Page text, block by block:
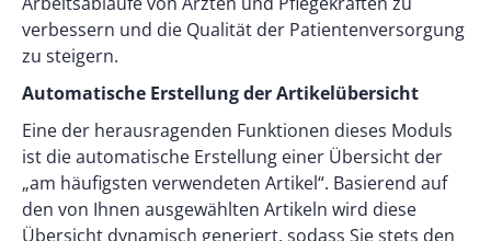
verbessern und die Qualität der Patientenversorgung
zu steigern.
Automatische Erstellung der Artikelübersicht
Eine der herausragenden Funktionen dieses Moduls
ist die automatische Erstellung einer Übersicht der
„am häufigsten verwendeten Artikel“. Basierend auf
den von Ihnen ausgewählten Artikeln wird diese
Übersicht dynamisch generiert, sodass Sie stets den